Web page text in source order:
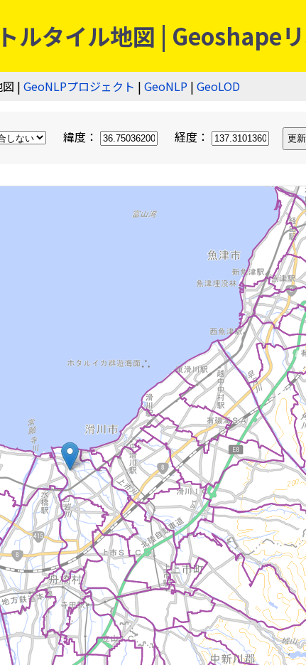
ルタイル地図 | Geoshape
| GeoNLPプロジェクト | GeoNLP | GeoLOD
緯度： 経度：